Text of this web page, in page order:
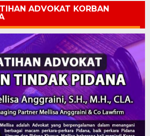
ADVOKAT KORBAN